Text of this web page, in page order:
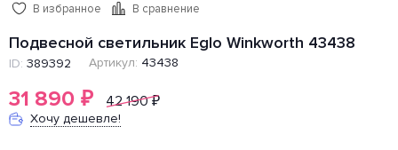
В избранное В сравнение
Подвесной светильник Eglo Winkworth 43438
ID: 389392 Артикул: 43438
31 890 ₽ 42 190₽
Хочу дешевле!